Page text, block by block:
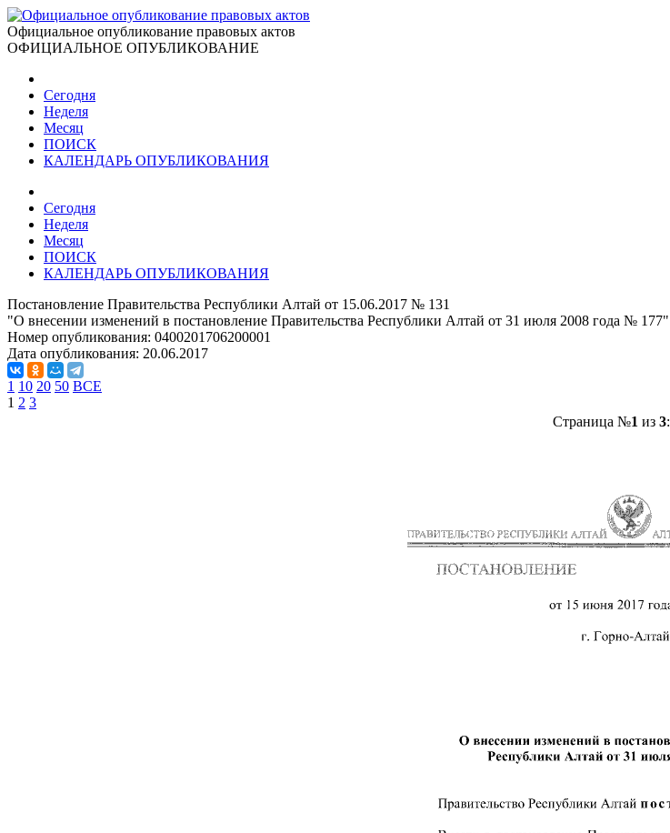
Официальное опубликование правовых актов
ОФИЦИАЛЬНОЕ ОПУБЛИКОВАНИЕ
Сегодня
Неделя
Месяц
ПОИСК
КАЛЕНДАРЬ ОПУБЛИКОВАНИЯ
Сегодня
Неделя
Месяц
ПОИСК
КАЛЕНДАРЬ ОПУБЛИКОВАНИЯ
Постановление Правительства Республики Алтай от 15.06.2017 № 131
"О внесении изменений в постановление Правительства Республики Алтай от 31 июля 2008 года № 177"
Номер опубликования: 0400201706200001
Дата опубликования: 20.06.2017
1 10 20 50 ВСЕ
1 2 3
Страница №1 из 3: